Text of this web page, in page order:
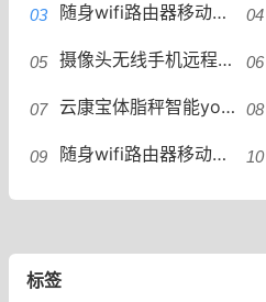
随身wifi路由器移动wifi免插卡物联网专用4g电信卡无线网卡_百果门旗舰店
摄像头无线手机远程免插电免打孔无需网络高清夜视家用摄影智能4G监控器WIFI室内外套装家庭360度无死角全景_sinlihe旗舰店
云康宝体脂秤智能yolanda体脂称人体专业支持HUAWEI HiLink体重秤家用精准充电电子秤减肥专用华为体质高精度_yolanda旗舰店
随身wifi路由器移动wifi免插卡物联网专用4g电信卡无线网卡_百果门旗舰店
标签